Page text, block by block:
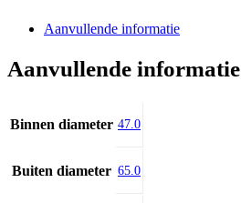
Aanvullende informatie
Aanvullende informatie
Binnen diameter 47.0
Buiten diameter 65.0